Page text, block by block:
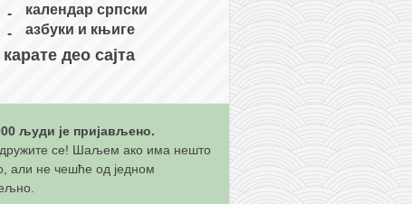
календар српски
азбуки и књиге
карате део сајта
људи је пријављено.
се! Шаљем ако има нешто
али не чешће од једном